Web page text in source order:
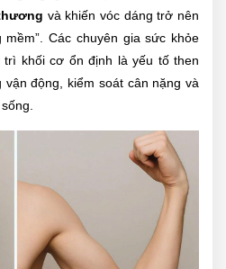
và khiến vóc dáng trở nên
Các chuyên gia sức khỏe
trì khối cơ ổn định là yếu tố then
động, kiểm soát cân nặng và